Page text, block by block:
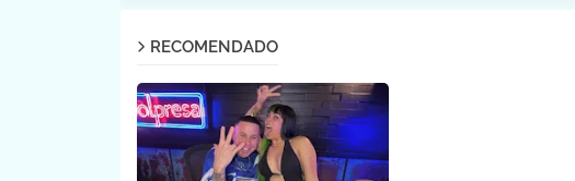
RECOMENDADO